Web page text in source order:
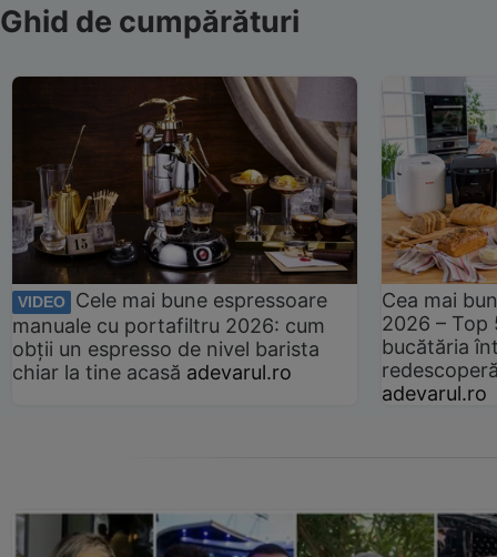
Ghid de cumpărături
VIDEO
Cele mai bune espressoare
manuale cu portafiltru 2026: cum
obții un espresso de nivel barista
chiar la tine acasă adevarul.ro
Cea mai
2026 –
bucătăria
adevarul.ro